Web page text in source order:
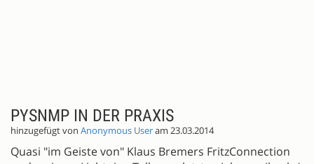
PYSNMP IN DER PRAXIS
hinzugefügt von Anonymous Useram 23.03.2014
Quasi "im Geiste von" Klaus Bremers FritzConnection